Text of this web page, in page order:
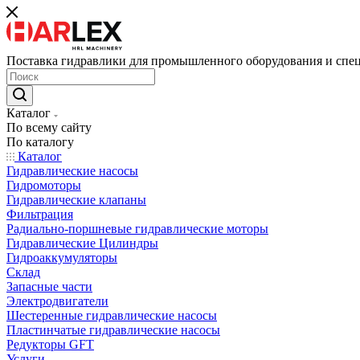
Поставка гидравлики для промышленного оборудования и
Каталог
По всему сайту
По каталогу
Каталог
Гидравлические насосы
Гидромоторы
Гидравлические клапаны
Фильтрация
Радиально-поршневые гидравлические моторы
Гидравлические Цилиндры
Гидроаккумуляторы
Склад
Запасные части
Электродвигатели
Шестеренные гидравлические насосы
Пластинчатые гидравлические насосы
Редукторы GFT